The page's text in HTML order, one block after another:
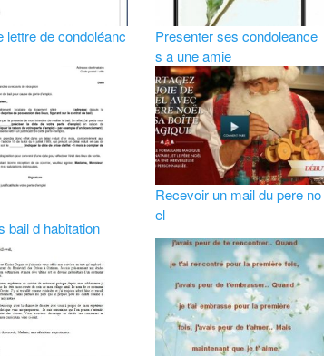
lettre de condoléanc
Presenter ses condoleance
s a une amie
bail d habitation
Recevoir un mail du pere no
el